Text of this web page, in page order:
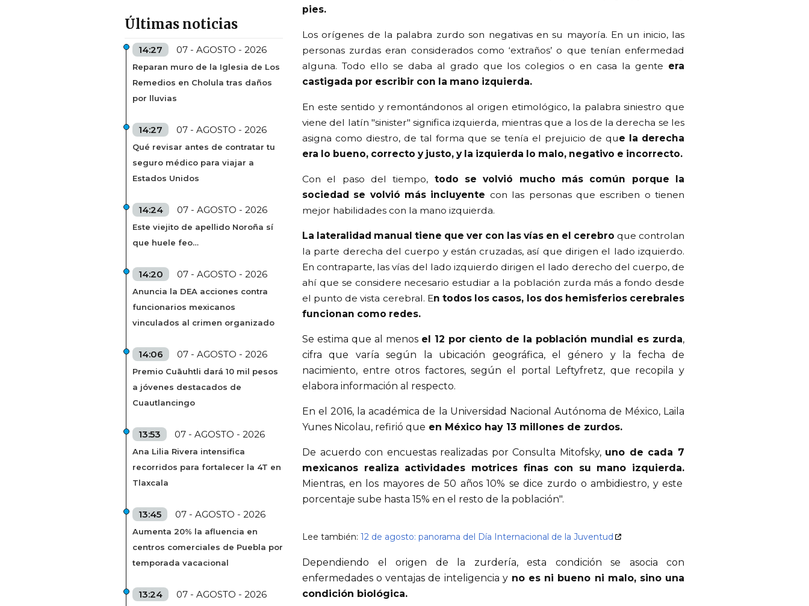
Últimas noticias
14:27 07 - AGOSTO - 2026
Reparan muro de la Iglesia de Los
Remedios en Cholula tras daños
por lluvias
14:27 07 - AGOSTO - 2026
Qué revisar antes de contratar tu
seguro médico para viajar a
Estados Unidos
14:24 07 - AGOSTO - 2026
Este viejito de apellido Noroña sí
que huele feo…
14:20 07 - AGOSTO - 2026
Anuncia la DEA acciones contra
funcionarios mexicanos
vinculados al crimen organizado
14:06 07 - AGOSTO - 2026
Premio Cuāuhtli dará 10 mil pesos
a jóvenes destacados de
Cuautlancingo
13:53 07 - AGOSTO - 2026
Ana Lilia Rivera intensifica
recorridos para fortalecer la 4T en
Tlaxcala
13:45 07 - AGOSTO - 2026
Aumenta 20% la afluencia en
centros comerciales de Puebla por
temporada vacacional
13:24 07 - AGOSTO - 2026
pies.
Los orígenes de la palabra zurdo son negativas en su mayoría. En un inicio, las
personas zurdas eran considerados como ‘extraños’ o que tenían enfermedad
alguna. Todo ello se daba al grado que los colegios o en casa la gente era
castigada por escribir con la mano izquierda.
En este sentido y remontándonos al origen etimológico, la palabra siniestro que
viene del latín "sinister" significa izquierda, mientras que a los de la derecha se les
asigna como diestro, de tal forma que se tenía el prejuicio de que la derecha
era lo bueno, correcto y justo, y la izquierda lo malo, negativo e incorrecto.
Con el paso del tiempo, todo se volvió mucho más común porque la
sociedad se volvió más incluyente con las personas que escriben o tienen
mejor habilidades con la mano izquierda.
La lateralidad manual tiene que ver con las vías en el cerebro que controlan
la parte derecha del cuerpo y están cruzadas, así que dirigen el lado izquierdo.
En contraparte, las vías del lado izquierdo dirigen el lado derecho del cuerpo, de
ahí que se considere necesario estudiar a la población zurda más a fondo desde
el punto de vista cerebral. En todos los casos, los dos hemisferios cerebrales
funcionan como redes.
Se estima que al menos el 12 por ciento de la población mundial es zurda,
cifra que varía según la ubicación geográfica, el género y la fecha de
nacimiento, entre otros factores, según el portal Leftyfretz, que recopila y
elabora información al respecto.
En el 2016, la académica de la Universidad Nacional Autónoma de México, Laila
Yunes Nicolau, refirió que en México hay 13 millones de zurdos.
De acuerdo con encuestas realizadas por Consulta Mitofsky, uno de cada 7
mexicanos realiza actividades motrices finas con su mano izquierda.
Mientras, en los mayores de 50 años 10% se dice zurdo o ambidiestro, y este
porcentaje sube hasta 15% en el resto de la población".
Lee también: 12 de agosto: panorama del Día Internacional de la Juventud
Dependiendo el origen de la zurdería, esta condición se asocia con
enfermedades o ventajas de inteligencia yno es ni bueno ni malo, sino una
condición biológica.